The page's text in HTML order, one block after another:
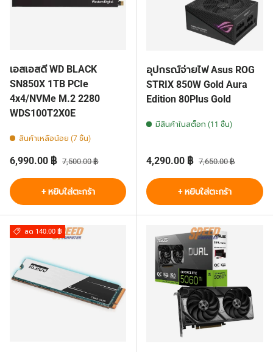
เอสเอสดี WD BLACK
SN850X 1TB PCIe
4x4/NVMe M.2 2280
WDS100T2X0E
สินค้าเหลือน้อย (7 ชิ้น)
ราคาส่วนลด
6,990.00 ฿ ราคาปกติ
7,500.00 ฿
+ หยิบใส่ตะกร้า
อุปกรณ์จ่ายไฟ Asus ROG
STRIX 850W Gold Aura
Edition 80Plus Gold
มีสินค้าในสต็อก (11 ชิ้น)
ราคาส่วนลด
4,290.00 ฿ ราคาปกติ
7,650.00 ฿
+ หยิบใส่ตะกร้า
ลด 140.00 ฿